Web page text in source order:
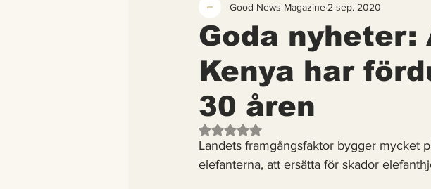
Bättre värld Djurens rättigheter Kvinnors
Barns rättigheter fredligare värld Kände du till....
Arter som återhämtar sig
Goda
Kenya har
30 åren
Good News Magazine 2 sep. 2020
Betygsatt till NaN av 5 stjärnor.
Landets framgångsfaktor bygger mycket
elefanterna, att ersätta för skador